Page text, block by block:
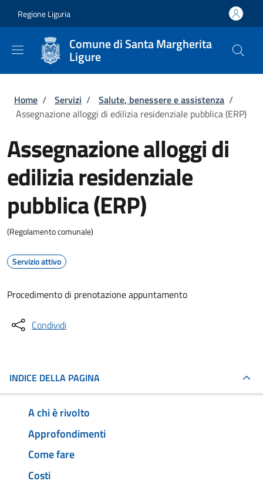
Regione Liguria
Comune di Santa Margherita
Ligure
Briciole di pane
Home / Servizi / Salute, benessere e assistenza /
Assegnazione alloggi di edilizia residenziale pubblica (ERP)
Assegnazione alloggi di
edilizia residenziale
pubblica (ERP)
(Regolamento comunale)
Servizio attivo
Procedimento di prenotazione appuntamento
Condividi
INDICE DELLA PAGINA
A chi è rivolto
Approfondimenti
Come fare
Costi